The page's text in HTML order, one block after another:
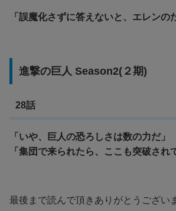
「誤魔化さずに答えないと、エレンの
進撃の巨人 Season2(２期)
28話
「いや、巨人の恐ろしさは数の力だ」
「 集団で来られたら、ここも突破され
最後まで読んで頂きありがとうござい